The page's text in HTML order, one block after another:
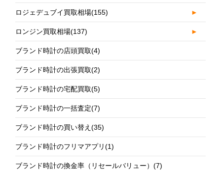
ロジェデュブイ買取相場(155) ►
ロンジン買取相場(137) ►
ブランド時計の店頭買取(4)
ブランド時計の出張買取(2)
ブランド時計の宅配買取(5)
ブランド時計の一括査定(7)
ブランド時計の買い替え(35)
ブランド時計のフリマアプリ(1)
ブランド時計の換金率（リセールバリュー）(7)